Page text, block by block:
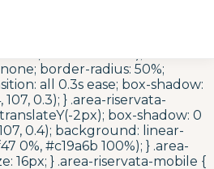
*/ .area-riservata-icon {
items: center; justify-content:
40px; background: linear-
border-radius: 50%;
all 0.3s ease; box-shadow:
0.3); } .area-riservata-
2px); box-shadow: 0
0.4); background: linear-
0%, #c19a6b 100%); } .area-
16px; } .area-riservata-mobile {